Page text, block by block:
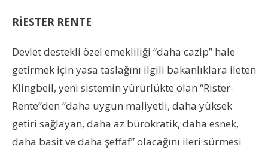
RİESTER RENTE
Devlet destekli özel emekliliği “daha cazip” hale
getirmek için yasa taslağını ilgili bakanlıklara ileten
Klingbeil, yeni sistemin yürürlükte olan “Rister-
Rente”den “daha uygun maliyetli, daha yüksek
getiri sağlayan, daha az bürokratik, daha esnek,
daha basit ve daha şeffaf” olacağını ileri sürmesi